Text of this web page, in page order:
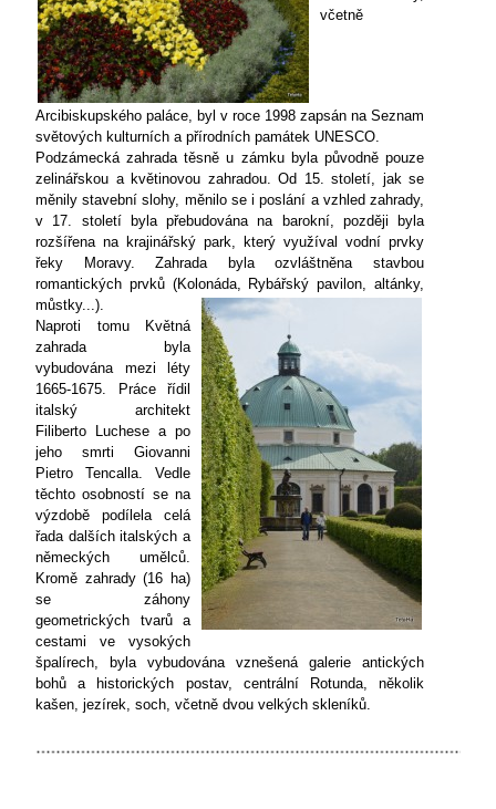
včetně
Arcibiskupského paláce, byl v roce 1998 zapsán na Seznam
světových kulturních a přírodních památek UNESCO.
Podzámecká zahrada těsně u zámku byla původně pouze
zelinářskou a květinovou zahradou. Od 15. století, jak se
měnily stavební slohy, měnilo se i poslání a vzhled zahrady,
v 17. století byla přebudována na barokní, později byla
rozšířena na krajinářský park, který využíval vodní prvky
řeky Moravy. Zahrada byla ozvláštněna stavbou
romantických prvků (Kolonáda, Rybářský pavilon, altánky,
můstky...).
Naproti tomu Květná
zahrada byla
vybudována mezi léty
1665-1675. Práce řídil
italský architekt
Filiberto Luchese a po
jeho smrti Giovanni
Pietro Tencalla. Vedle
těchto osobností se na
výzdobě podílela celá
řada dalších italských a
německých umělců.
Kromě zahrady (16 ha)
se záhony
geometrických tvarů a
cestami ve vysokých
špalírech, byla vybudována vznešená galerie antických
bohů a historických postav, centrální Rotunda, několik
kašen, jezírek, soch, včetně dvou velkých skleníků.